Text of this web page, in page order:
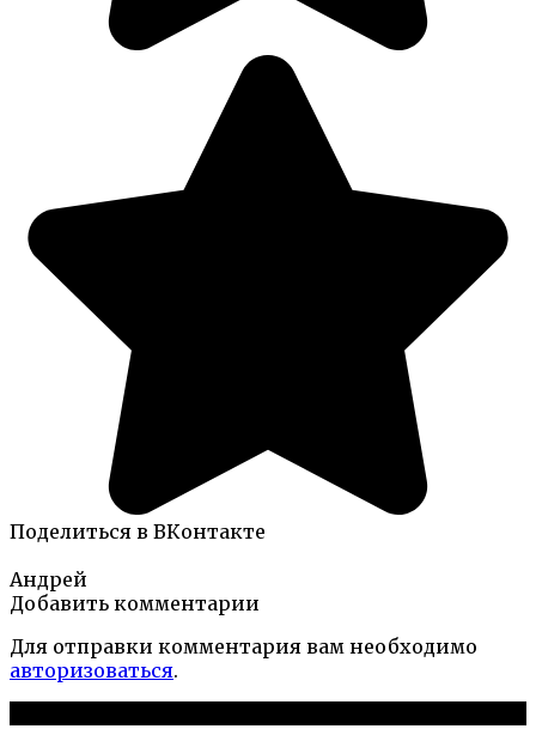
Поделиться в ВКонтакте
Андрей
Добавить комментарии
Для отправки комментария вам необходимо
авторизоваться.